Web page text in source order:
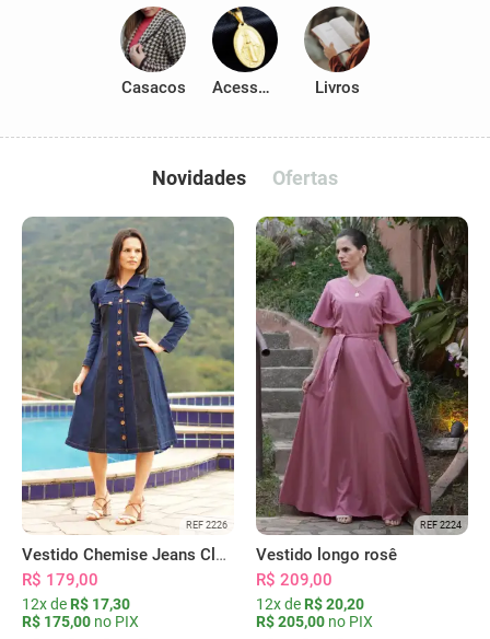
Casacos Acessórios Livros
Novidades Ofertas
REF 2226
Vestido Chemise Jeans Clássica Serena
R$ 179,00
12x de R$ 17,30
R$ 175,00 no PIX
REF 2224
Vestido longo rosê
R$ 209,00
12x de R$ 20,20
R$ 205,00 no PIX